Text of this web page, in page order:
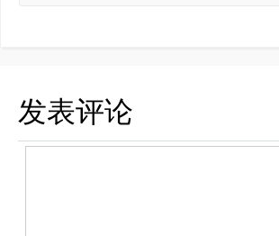
发表评论